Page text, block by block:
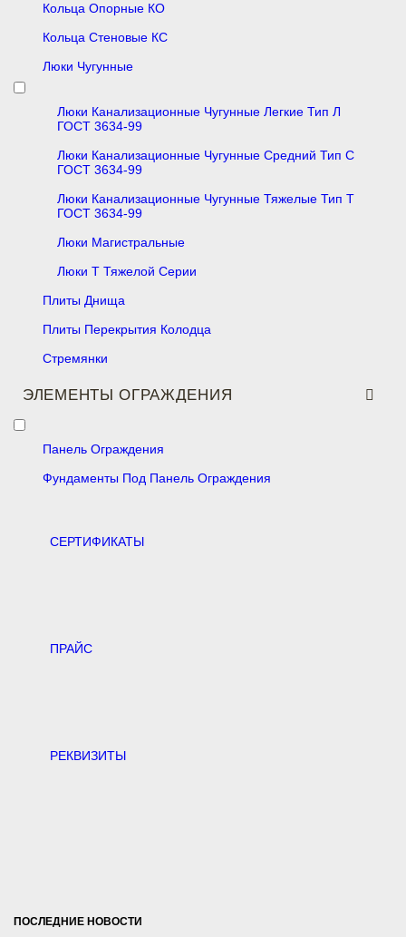
Кольца Опорные КО
Кольца Стеновые КС
Люки Чугунные
Люки Канализационные Чугунные Легкие Тип Л
ГОСТ 3634-99
Люки Канализационные Чугунные Средний Тип С
ГОСТ 3634-99
Люки Канализационные Чугунные Тяжелые Тип Т
ГОСТ 3634-99
Люки Магистральные
Люки Т Тяжелой Серии
Плиты Днища
Плиты Перекрытия Колодца
Стремянки
ЭЛЕМЕНТЫ ОГРАЖДЕНИЯ
Панель Ограждения
Фундаменты Под Панель Ограждения
CЕРТИФИКАТЫ
ПРАЙС
РЕКВИЗИТЫ
ПОСЛЕДНИЕ НОВОСТИ